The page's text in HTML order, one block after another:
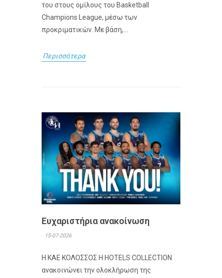
του στους ομίλους του Basketball
Champions League, μέσω των
προκριματικών. Με βάση,...
Περισσότερα
Ευχαριστήρια ανακοίνωση
15-07-2026
Η ΚΑΕ ΚΟΛΟΣΣΟΣ H HOTELS COLLECTION
ανακοινώνει την ολοκλήρωση της